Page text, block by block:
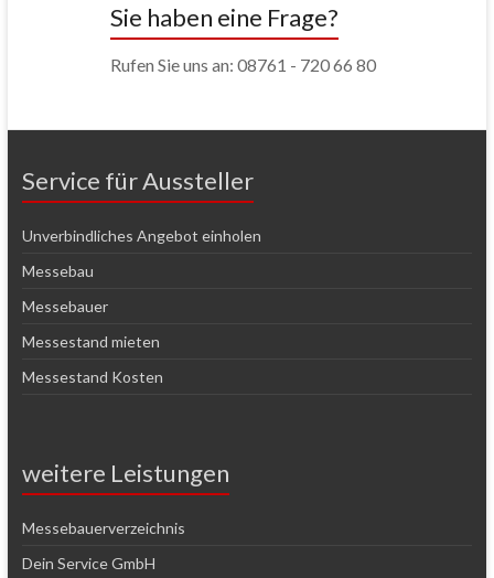
Sie haben eine Frage?
Rufen Sie uns an: 08761 - 720 66 80
Service für Aussteller
Unverbindliches Angebot einholen
Messebau
Messebauer
Messestand mieten
Messestand Kosten
weitere Leistungen
Messebauerverzeichnis
Dein Service GmbH